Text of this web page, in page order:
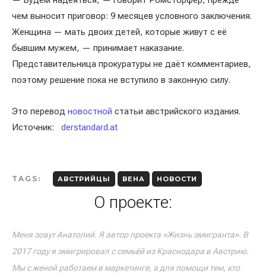
чем выносит приговор: 9 месяцев условного заключения.
Женщина — мать двоих детей, которые живут с её
бывшим мужем, — принимает наказание.
Представительница прокуратуры не даёт комментариев,
поэтому решение пока не вступило в законную силу.
Это перевод новостной статьи австрийского издания.
Источник: derstandard.at
TAGS: АВСТРИЙЦЫ ВЕНА НОВОСТИ
О проекте:
Меня зовут Анатолий. Я автор проекта «Жизнь эмигранта». В
2017 году я эмигрировал с семьёй из Краснодара в Австрию.
Мы с женой работаем в маркетинге, а для помощи тем, кто